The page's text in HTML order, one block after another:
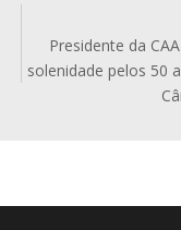
Presidente da
solenidade pelos 50